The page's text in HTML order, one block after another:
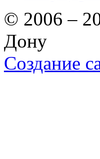
© 2006 –
Дону
Создание